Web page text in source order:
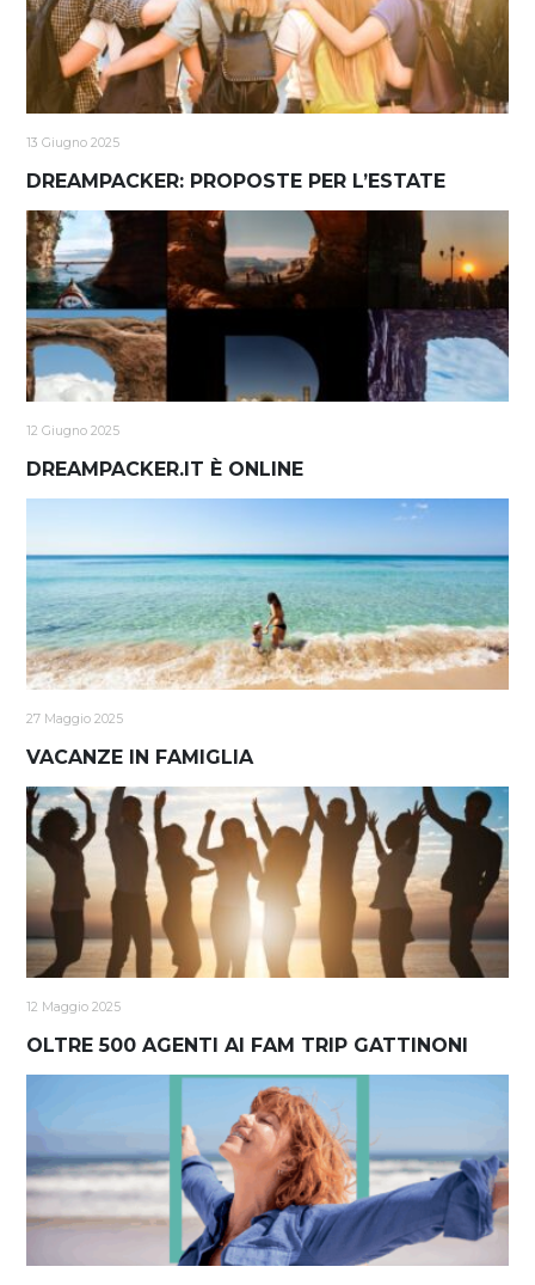
13 Giugno 2025
DREAMPACKER: PROPOSTE PER L’ESTATE
12 Giugno 2025
DREAMPACKER.IT È ONLINE
27 Maggio 2025
VACANZE IN FAMIGLIA
12 Maggio 2025
OLTRE 500 AGENTI AI FAM TRIP GATTINONI